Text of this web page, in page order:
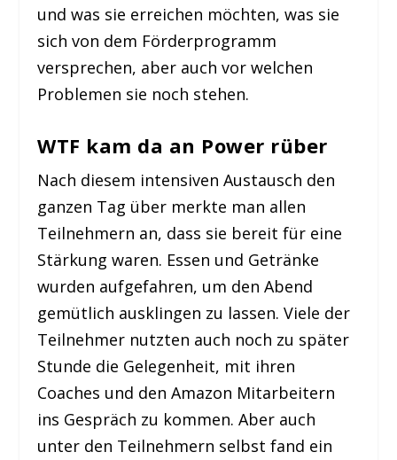
und was sie erreichen möchten, was sie
sich von dem Förderprogramm
versprechen, aber auch vor welchen
Problemen sie noch stehen.
WTF kam da an Power rüber
Nach diesem intensiven Austausch den
ganzen Tag über merkte man allen
Teilnehmern an, dass sie bereit für eine
Stärkung waren. Essen und Getränke
wurden aufgefahren, um den Abend
gemütlich ausklingen zu lassen. Viele der
Teilnehmer nutzten auch noch zu später
Stunde die Gelegenheit, mit ihren
Coaches und den Amazon Mitarbeitern
ins Gespräch zu kommen. Aber auch
unter den Teilnehmern selbst fand ein